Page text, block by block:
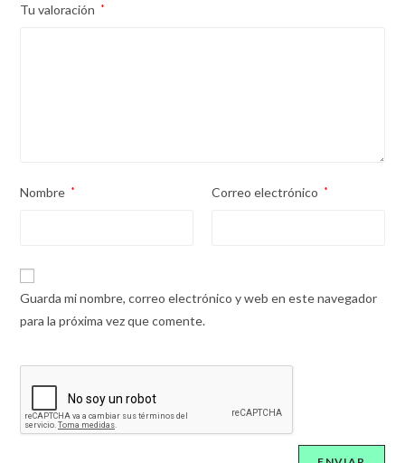
Tu valoración *
Nombre * Correo electrónico *
Guarda mi nombre, correo electrónico y web en este navegador
para la próxima vez que comente.